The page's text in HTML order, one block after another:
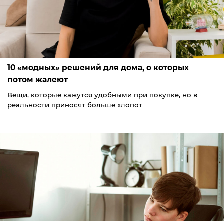
10 «модных» решений для дома, о которых
потом жалеют
Вещи, которые кажутся удобными при покупке, но в
реальности приносят больше хлопот